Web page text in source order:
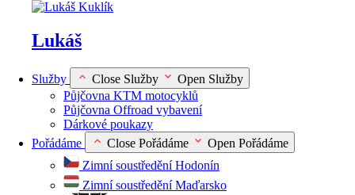
Lukáš
Služby Close Služby
Open Služby
Půjčovna KTM motocyklů
Půjčovna Offroad vybavení
Dárkové poukazy
Pořádáme
Close Pořádáme
Open Pořádáme
Zimní soustředění Hodonín
Zimní soustředění Maďarsko